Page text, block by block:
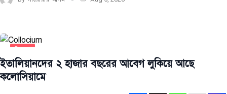
ঐতিহ্য
সর্বশেষ
ইতালিয়ানদের ২ হাজার বছরের আবেগ লুকিয়ে আছে
কলোসিয়ামে